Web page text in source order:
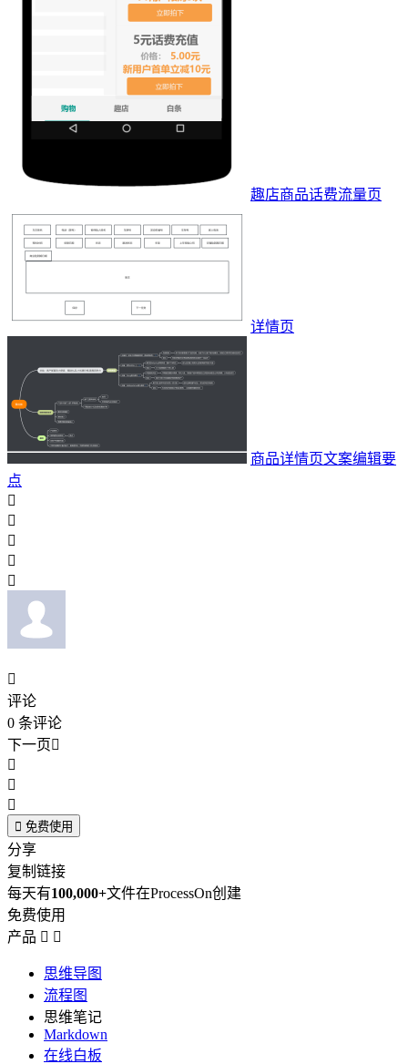
趣店商品话费流量页
详情页
商品详情页文案编辑要
点






评论
0 条评论
下一页



 免费使用
分享
复制链接
每天有100,000+文件在ProcessOn创建
免费使用
产品  
思维导图
流程图
思维笔记
Markdown
在线白板